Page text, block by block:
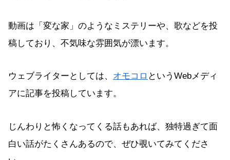
動画は「変な家」のようなミステリーや、歌などを投
稿しており、不気味な雰囲気が漂います。
ウェブライターとしては、 オモコロ というWebメディ
アに記事を投稿しています。
じんわりと怖くなってくる話もあれば、独特過ぎて面
白い話がたくさんあるので、ぜひ覗いてみてくださ